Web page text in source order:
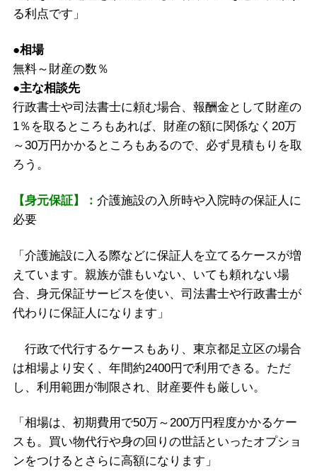
る利点です」
●相場
無料～財産の数％
●主な相談先
行政書士や司法書士に頼む場合、報酬金として財産の
1％を取るところもあれば、財産の額に関係なく20万
～30万円かかるところもあるので、必ず見積もりを取
ろう。
【身元保証】： 介護施設の入所時や入院時の保証人に
必要
「介護施設に入る際などに保証人を立てるケースが増
えています。親族が誰もいない、いても頼れない場
合、身元保証サービスを使い、司法書士や行政書士が
代わりに保証人になります」
行政で代行するケースもあり、東京都足立区の場合
は相場より安く、年間約2400円で利用できる。ただ
し、利用範囲が制限され、財産要件も厳しい。
「相場は、初期費用で50万～200万円程度かかるケー
スも。買い物代行や身の回りの世話といったオプショ
ンをつけるとさらに高額になります」